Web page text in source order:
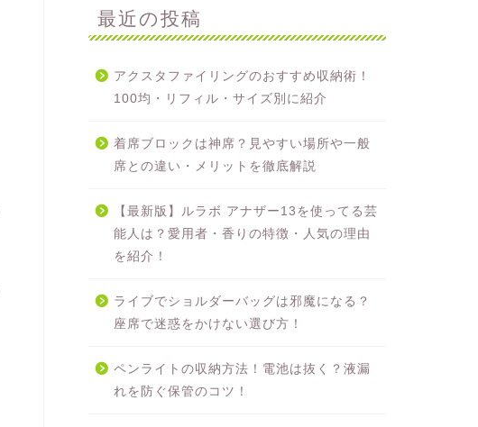
最近の投稿
アクスタファイリングのおすすめ収納術！
100均・リフィル・サイズ別に紹介
着席ブロックは神席？見やすい場所や一般
席との違い・メリットを徹底解説
【最新版】ルラボ アナザー13を使ってる芸
能人は？愛用者・香りの特徴・人気の理由
を紹介！
ライブでショルダーバッグは邪魔になる？
座席で迷惑をかけない選び方！
ペンライトの収納方法！電池は抜く？液漏
れを防ぐ保管のコツ！